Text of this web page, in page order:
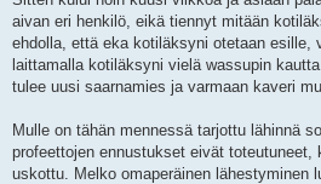
aivan eri henkilö, eikä tiennyt mitään
ehdolla, että eka kotiläksyni otetaan esille,
laittamalla kotiläksyni vielä wassupin
tulee uusi saarnamies ja varmaan kaveri
Mulle on tähän mennessä tarjottu lähinnä
profeettojen ennustukset eivät toteutuneet,
uskottu. Melko omaperäinen lähestyminen